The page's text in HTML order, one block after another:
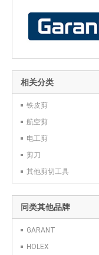
相关分类
铁皮剪
航空剪
电工剪
剪刀
其他剪切工具
同类其他品牌
GARANT
HOLEX